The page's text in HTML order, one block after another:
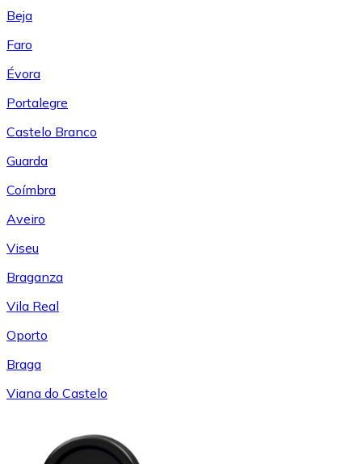
Beja
Faro
Évora
Portalegre
Castelo Branco
Guarda
Coímbra
Aveiro
Viseu
Braganza
Vila Real
Oporto
Braga
Viana do Castelo